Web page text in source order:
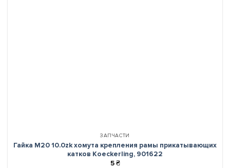
ЗАПЧАСТИ
Гайка М20 10.0zk хомута крепления рамы прикатывающих
катков Koeckerling, 901622
5₴